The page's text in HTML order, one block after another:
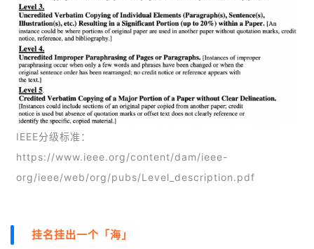
IEEE分级标准：
https://www.ieee.org/content/dam/ieee-
org/ieee/web/org/pubs/Level_description.pdf
挂名挂出一个「海」